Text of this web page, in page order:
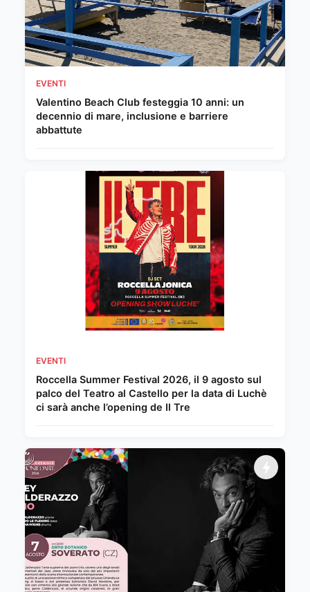
EVENTI
Valentino Beach Club festeggia 10 anni: un
decennio di mare, inclusione e barriere
abbattute
EVENTI
Roccella Summer Festival 2026, il 9 agosto sul
palco del Teatro al Castello per la data di Luchè
ci sarà anche l’opening de Il Tre